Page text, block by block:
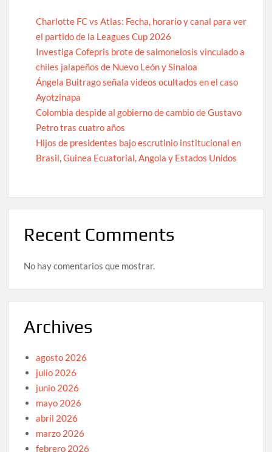
Charlotte FC vs Atlas: Fecha, horario y canal para ver
el partido de la Leagues Cup 2026
Investiga Cofepris brote de salmonelosis vinculado a
chiles jalapeños de Nuevo León y Sinaloa
Ángela Buitrago señala videos ocultados en el caso
Ayotzinapa
Colombia despide al gobierno de cambio de Gustavo
Petro tras cuatro años
Hijos de presidentes bajo escrutinio institucional en
Brasil, Guinea Ecuatorial, Angola y Estados Unidos
Recent Comments
No hay comentarios que mostrar.
Archives
agosto 2026
julio 2026
junio 2026
mayo 2026
abril 2026
marzo 2026
febrero 2026